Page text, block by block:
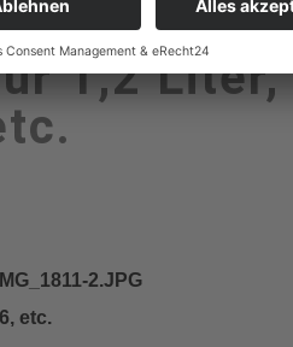
1,2 Liter,
etc.